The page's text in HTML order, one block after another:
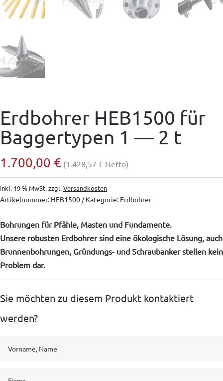
Erdbohrer HEB1500 für
Baggertypen 1 — 2 t
1.700,00 € (1.428,57 € Netto)
inkl. 19 % MwSt.zzgl.Versandkosten
Artikelnummer: HEB1500 Kategorie: Erdbohrer
Bohrungen für Pfähle, Masten und Fundamente.
Unsere robusten Erdbohrer sind eine ökologische Lösung, auch
Brunnenbohrungen, Gründungs- und Schraubanker stellen kein
Problem dar.
Sie möchten zu diesem Produkt kontaktiert
werden?